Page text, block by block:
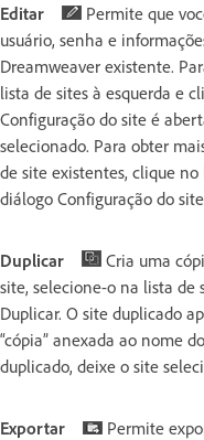
Editar
Permite que
usuário, senha e
Dreamweaver existente.
lista de sites à esquerda e
Configuração do site é
selecionado. Para obter
de site existentes, clique
diálogo Configuração do
Duplicar
Cria uma
site, selecione-o na lista de
Duplicar. O site duplicado
“cópia” anexada ao nome
duplicado, deixe o site
Exportar
Permite